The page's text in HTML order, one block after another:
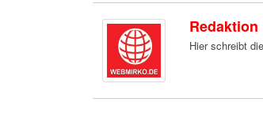
Redaktion
Hier schreibt